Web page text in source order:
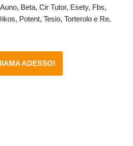
Beta, Cir Tutor, Esety, Fbs,
Potent, Tesio, Torterolo e Re,
ADESSO!